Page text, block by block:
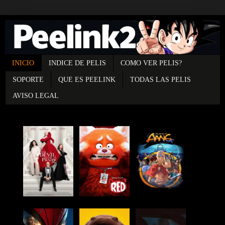
INICIO INDICE DE PELIS COMO VER PELIS?
SOPORTE QUE ES PEELINK TODAS LAS PELIS
AVISO LEGAL